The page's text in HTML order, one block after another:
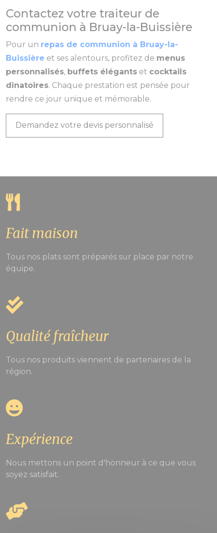
Contactez votre traiteur de
communion à Bruay-la-Buissière
Pour un repas de communion à Bruay-la-
Buissière et ses alentours, profitez de menus
personnalisés, buffets élégants et cocktails
dînatoires. Chaque prestation est pensée pour
rendre ce jour unique et mémorable.
Demandez votre devis personnalisé
Fait maison
Tous nos plats sont préparés sur place par notre
équipe.
Qualité fraîcheur
Tous nos produits viennent de partenaires de la
région.
Expérience
Nous mettons un point d'honneur à ce que vous
soyez satisfait.